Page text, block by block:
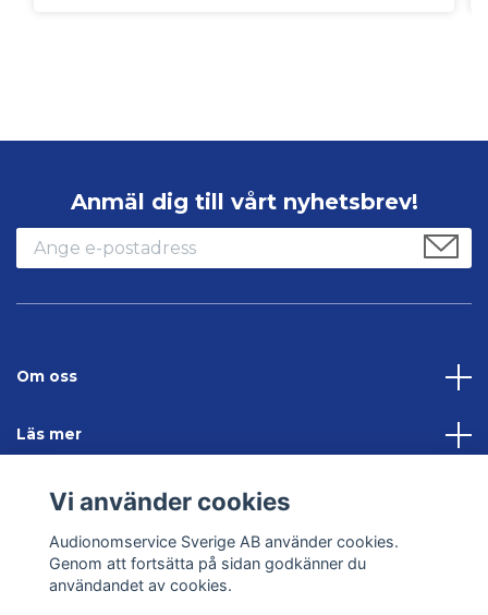
Anmäl dig till vårt nyhetsbrev!
Om oss
Läs mer
Sociala medier
Kontakta oss
Vi använder cookies
Audionomservice Sverige AB använder cookies.
Genom att fortsätta på sidan godkänner du
användandet av cookies.